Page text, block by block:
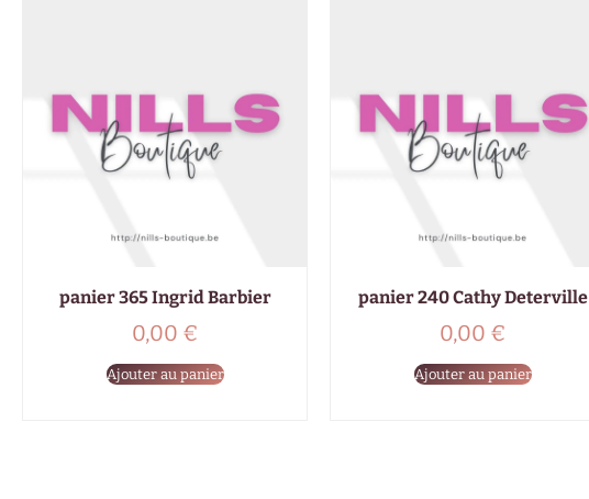
panier 365 Ingrid Barbier
0,00 €
Ajouter au panier
panier 240 Cathy Deterville
0,00 €
Ajouter au panier